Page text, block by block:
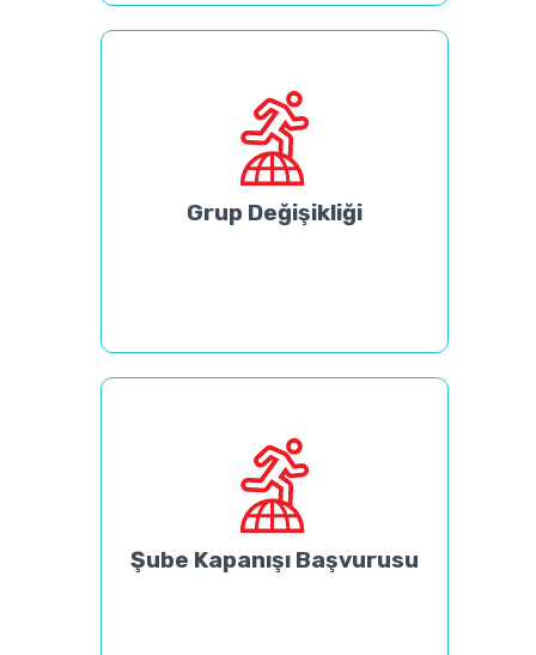
Grup Değişikliği
Şube Kapanışı Başvurusu